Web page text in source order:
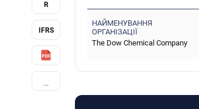
R
IFRS
...
НАЙМЕНУВАННЯ
ОРГАНІЗАЦІЇ
The Dow Chemical Company